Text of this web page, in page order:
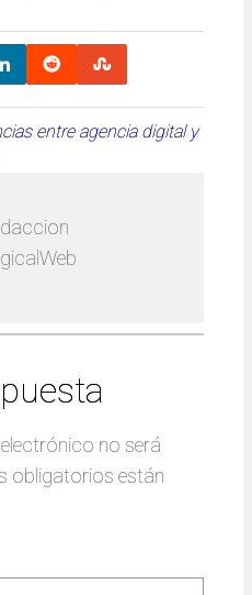
entre agencia digital y
no será
obligatorios están